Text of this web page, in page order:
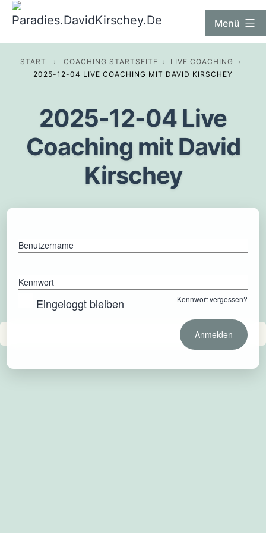
Zum
InhaltParadies.DavidKirschey.De Menü
START › COACHING STARTSEITE › LIVE COACHING
›
2025-12-04 LIVE COACHING MIT DAVID KIRSCHEY
2025-12-04 Live
Coaching mit David
Kirschey
Benutzername
Kennwort
Eingeloggt bleiben Kennwort vergessen?